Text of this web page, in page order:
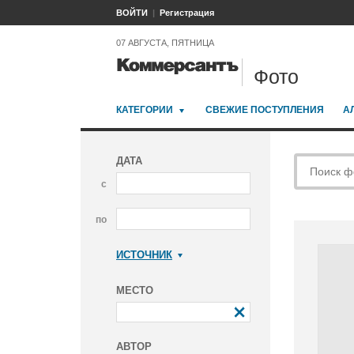
ВОЙТИ Регистрация
07 АВГУСТА, ПЯТНИЦА
Фото
КАТЕГОРИИ СВЕЖИЕ ПОСТУПЛЕНИЯ
ДАТА
с
по
ИСТОЧНИК
МЕСТО
АВТОР